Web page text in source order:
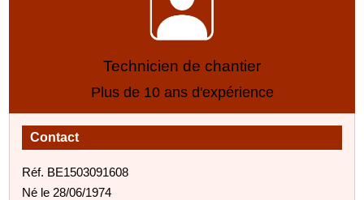
Technicien de chantier
Plus de 10 ans d'expérience
Contact
Réf. BE1503091608
Né le 28/06/1974